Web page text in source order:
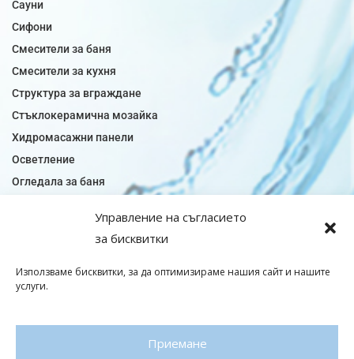
Управление на съгласието
за бисквитки
Използваме бисквитки, за да оптимизираме нашия сайт и нашите
услуги.
Приемане
Сауни
Сифони
Смесители за баня
Смесители за кухня
Структура за вграждане
Стъклокерамична мозайка
Хидромасажни панели
Осветление
Огледала за баня
Плочки за кухня
Подови лентова сифони
Подови плочки